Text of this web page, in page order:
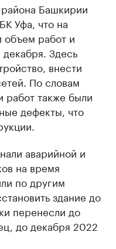
района Башкирии
Уфа, что на
объем работ и
Здесь
внести
По словам
работ также были
дефекты, что
аварийной и
на время
по другим
здание до
перенесли до
до декабря 2022